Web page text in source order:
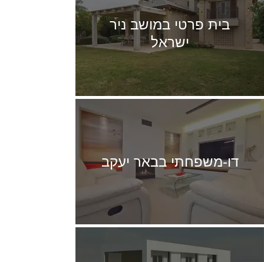
בית פרטי במושב ניר
ישראל
דו-משפחתי בבאר יעקב